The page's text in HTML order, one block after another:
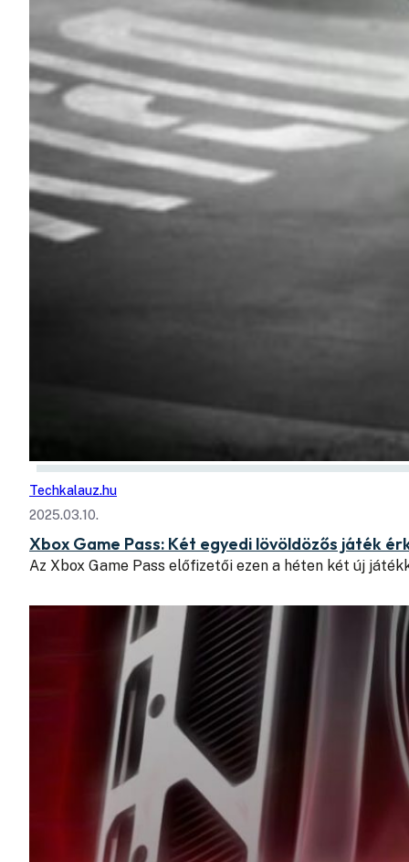
Techkalauz.hu
2025.03.10.
Xbox Game Pass: Két egyedi lövöldözős játék
Az Xbox Game Pass előfizetői ezen a héten két új